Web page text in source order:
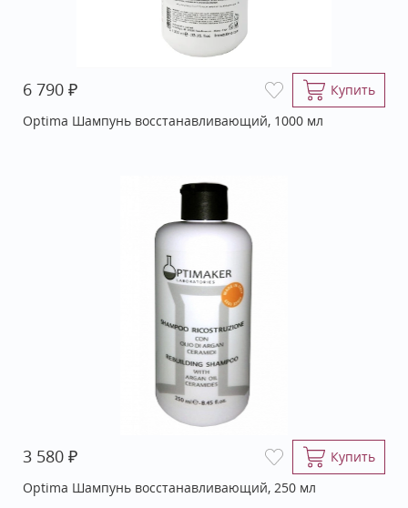
6 790 ₽
Купить
Optima Шампунь восстанавливающий, 1000 мл
3 580 ₽
Купить
Optima Шампунь восстанавливающий, 250 мл